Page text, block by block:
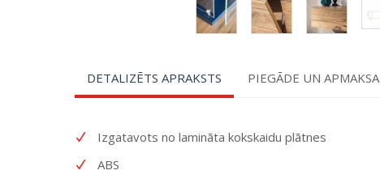
DETALIZĒTS APRAKSTS PIEGĀDE UN APMAKSA
Izgatavots no lamināta kokskaidu plātnes
ABS